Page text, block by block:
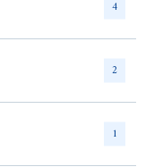
4
2
1